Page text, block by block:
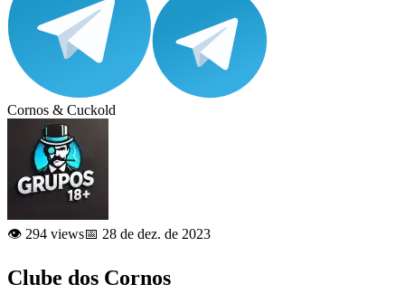
Cornos & Cuckold
👁️ 294 views📅 28 de dez. de 2023
Clube dos Cornos